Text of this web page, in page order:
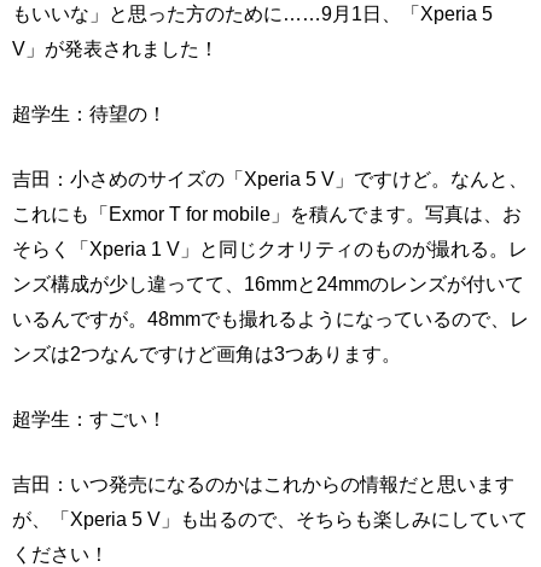
もいいな」と思った方のために……9月1日、「Xperia 5
V」が発表されました！
超学生：待望の！
吉田：小さめのサイズの「Xperia 5 V」ですけど。なんと、
これにも「Exmor T for mobile」を積んでます。写真は、お
そらく「Xperia 1 V」と同じクオリティのものが撮れる。レ
ンズ構成が少し違ってて、16mmと24mmのレンズが付いて
いるんですが。48mmでも撮れるようになっているので、レ
ンズは2つなんですけど画角は3つあります。
超学生：すごい！
吉田：いつ発売になるのかはこれからの情報だと思います
が、「Xperia 5 V」も出るので、そちらも楽しみにしていて
ください！